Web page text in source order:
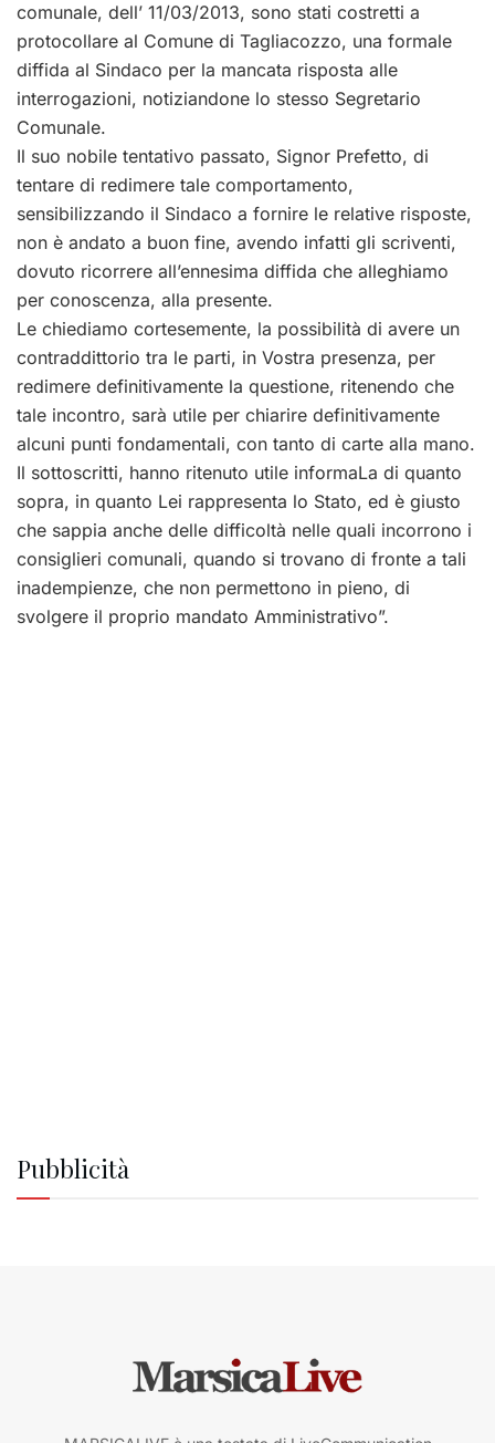
comunale, dell’ 11/03/2013, sono stati costretti a
protocollare al Comune di Tagliacozzo, una formale
diffida al Sindaco per la mancata risposta alle
interrogazioni, notiziandone lo stesso Segretario
Comunale.
Il suo nobile tentativo passato, Signor Prefetto, di
tentare di redimere tale comportamento,
sensibilizzando il Sindaco a fornire le relative risposte,
non è andato a buon fine, avendo infatti gli scriventi,
dovuto ricorrere all’ennesima diffida che alleghiamo
per conoscenza, alla presente.
Le chiediamo cortesemente, la possibilità di avere un
contraddittorio tra le parti, in Vostra presenza, per
redimere definitivamente la questione, ritenendo che
tale incontro, sarà utile per chiarire definitivamente
alcuni punti fondamentali, con tanto di carte alla mano.
Il sottoscritti, hanno ritenuto utile informaLa di quanto
sopra, in quanto Lei rappresenta lo Stato, ed è giusto
che sappia anche delle difficoltà nelle quali incorrono i
consiglieri comunali, quando si trovano di fronte a tali
inadempienze, che non permettono in pieno, di
svolgere il proprio mandato Amministrativo”.
Pubblicità